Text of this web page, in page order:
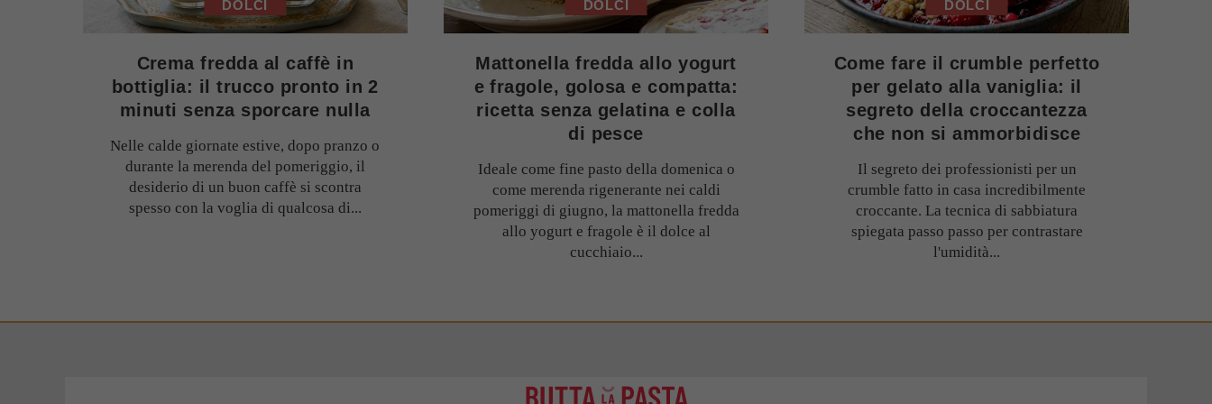
DOLCI
Crema fredda al caffè in
bottiglia: il trucco pronto in 2
minuti senza sporcare nulla
Nelle calde giornate estive, dopo pranzo o
durante la merenda del pomeriggio, il
desiderio di un buon caffè si scontra
spesso con la voglia di qualcosa di...
DOLCI
Mattonella fredda allo yogurt
e fragole, golosa e compatta:
ricetta senza gelatina e colla
di pesce
Ideale come fine pasto della domenica o
come merenda rigenerante nei caldi
pomeriggi di giugno, la mattonella fredda
allo yogurt e fragole è il dolce al
cucchiaio...
DOLCI
Come fare il crumble perfetto
per gelato alla vaniglia: il
segreto della croccantezza
che non si ammorbidisce
Il segreto dei professionisti per un
crumble fatto in casa incredibilmente
croccante. La tecnica di sabbiatura
spiegata passo passo per contrastare
l'umidità...